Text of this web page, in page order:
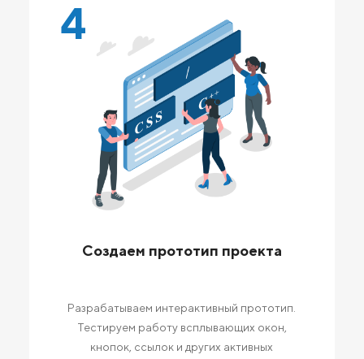
4
Создаем прототип проекта
Разрабатываем интерактивный прототип.
Тестируем работу всплывающих окон,
кнопок, ссылок и других активных